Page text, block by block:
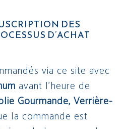
DES
D’ACHAT
via ce site avec
avant l’heure de
Gourmande, Verrière-
la commande est